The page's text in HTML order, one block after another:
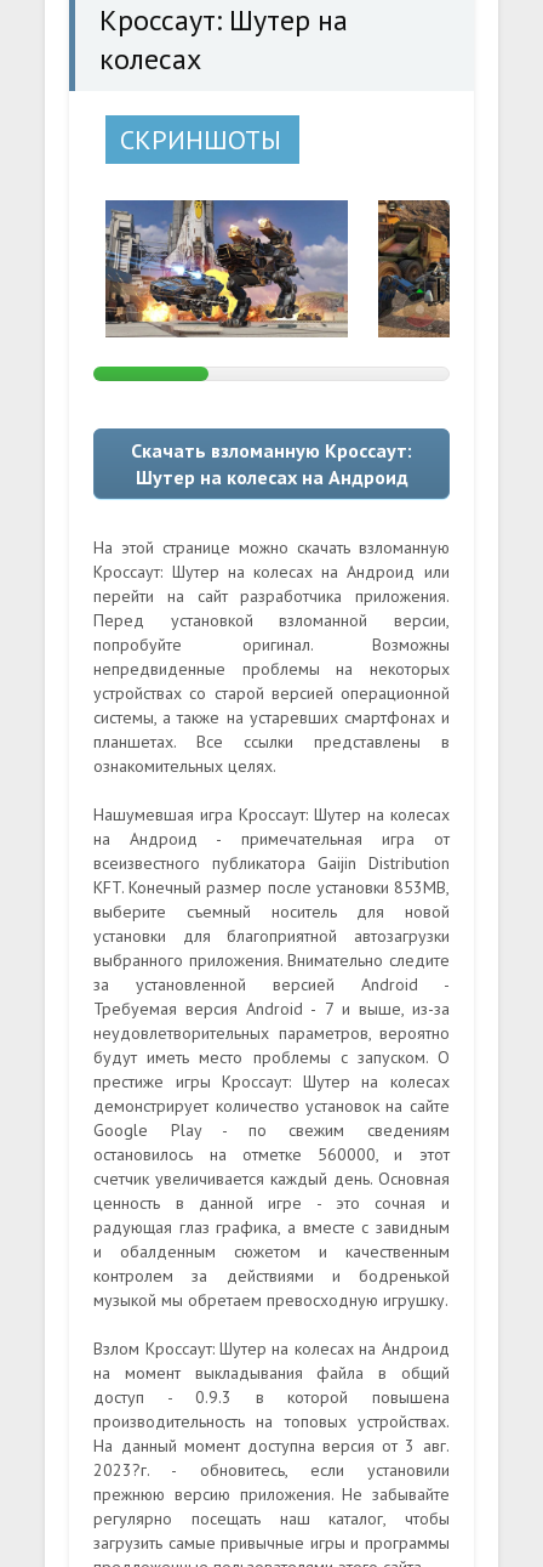
Кроссаут: Шутер на
колесах
СКРИНШОТЫ
Скачать взломанную Кроссаут:
Шутер на колесах на Андроид
На этой странице можно скачать взломанную
Кроссаут: Шутер на колесах на Андроид или
перейти на сайт разработчика приложения.
Перед установкой взломанной версии,
попробуйте оригинал. Возможны
непредвиденные проблемы на некоторых
устройствах со старой версией операционной
системы, а также на устаревших смартфонах и
планшетах. Все ссылки представлены в
ознакомительных целях.
Нашумевшая игра Кроссаут: Шутер на колесах
на Андроид - примечательная игра от
всеизвестного публикатора Gaijin Distribution
KFT. Конечный размер после установки 853MB,
выберите съемный носитель для новой
установки для благоприятной автозагрузки
выбранного приложения. Внимательно следите
за установленной версией Android -
Требуемая версия Android - 7 и выше, из-за
неудовлетворительных параметров, вероятно
будут иметь место проблемы с запуском. О
престиже игры Кроссаут: Шутер на колесах
демонстрирует количество установок на сайте
Google Play - по свежим сведениям
остановилось на отметке 560000, и этот
счетчик увеличивается каждый день. Основная
ценность в данной игре - это сочная и
радующая глаз графика, а вместе с завидным
и обалденным сюжетом и качественным
контролем за действиями и бодренькой
музыкой мы обретаем превосходную игрушку.
Взлом Кроссаут: Шутер на колесах на Андроид
на момент выкладывания файла в общий
доступ - 0.9.3 в которой повышена
производительность на топовых устройствах.
На данный момент доступна версия от 3 авг.
2023?г. - обновитесь, если установили
прежнюю версию приложения. Не забывайте
регулярно посещать наш каталог, чтобы
загрузить самые привычные игры и программы